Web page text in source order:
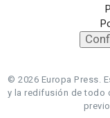
© 2026 Europa Press.
y la redifusión de todo